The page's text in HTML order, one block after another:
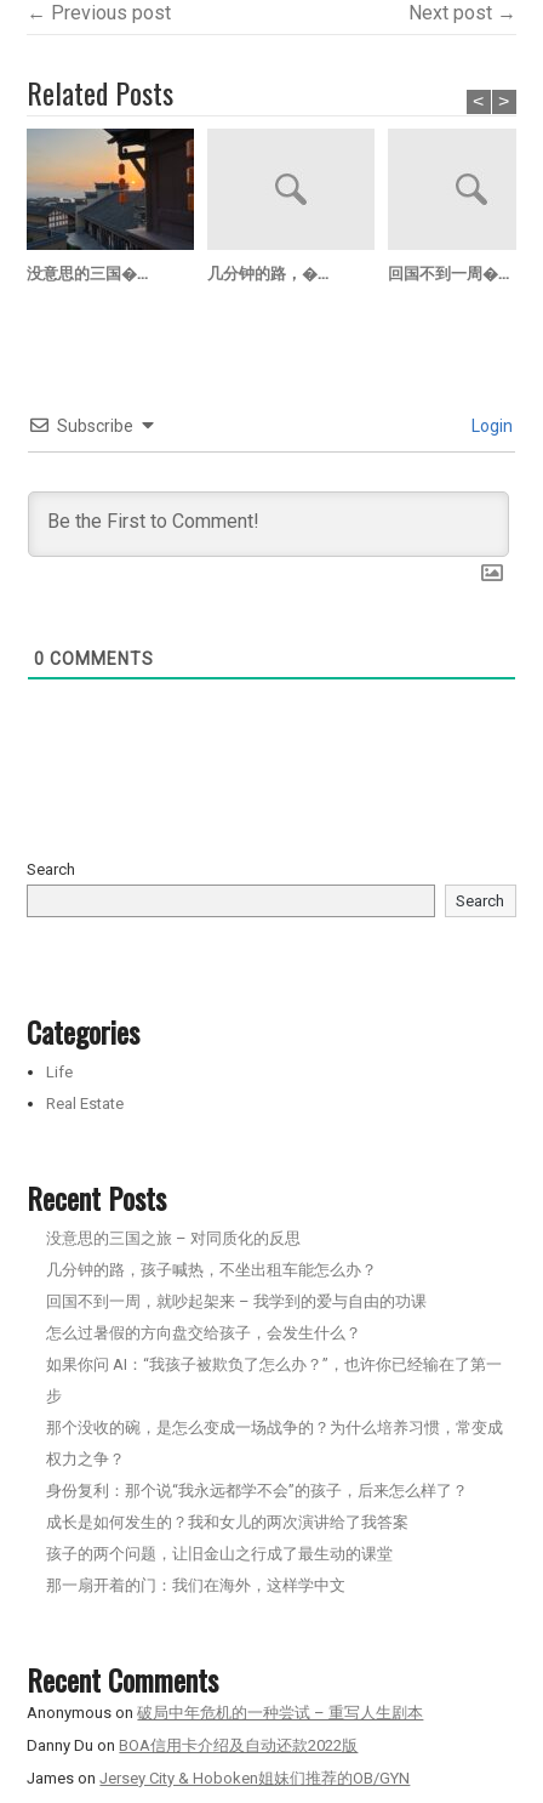
← Previous post Next post →
Related Posts
没意思的三国�... 几分钟的路，�... 回国不到一周�...
< >
Subscribe Login
0 COMMENTS
Search
Search
Categories
Life
Real Estate
Recent Posts
没意思的三国之旅 – 对同质化的反思
几分钟的路，孩子喊热，不坐出租车能怎么办？
回国不到一周，就吵起架来 – 我学到的爱与自由的功课
怎么过暑假的方向盘交给孩子，会发生什么？
如果你问 AI：“我孩子被欺负了怎么办？”，也许你已经输在了第一
步
那个没收的碗，是怎么变成一场战争的？为什么培养习惯，常变成
权力之争？
身份复利：那个说“我永远都学不会”的孩子，后来怎么样了？
成长是如何发生的？我和女儿的两次演讲给了我答案
孩子的两个问题，让旧金山之行成了最生动的课堂
那一扇开着的门：我们在海外，这样学中文
Recent Comments
Anonymous on破局中年危机的一种尝试 – 重写人生剧本
Danny Du onBOA信用卡介绍及自动还款2022版
James onJersey City & Hoboken姐妹们推荐的OB/GYN